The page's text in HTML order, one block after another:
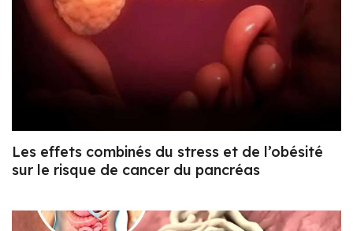
Les effets combinés du stress et de l’obésité
sur le risque de cancer du pancréas